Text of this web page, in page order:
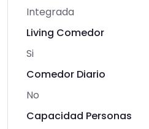
Integrada
Living Comedor
Si
Comedor Diario
No
Capacidad Personas